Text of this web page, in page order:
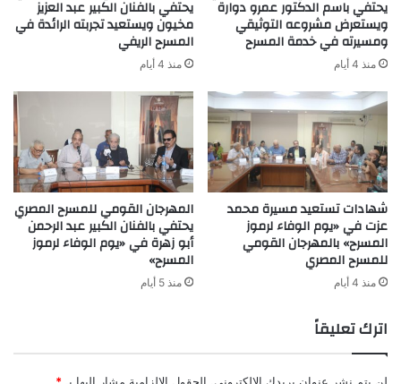
يحتفي باسم الدكتور عمرو دوارة
ويستعرض مشروعه التوثيقي
ومسيرته في خدمة المسرح
منذ 4 أيام
يحتفي بالفنان الكبير عبد العزيز
مخيون ويستعيد تجربته الرائدة في
المسرح الريفي
منذ 4 أيام
شهادات تستعيد مسيرة محمد
عزت في «يوم الوفاء لرموز
المسرح» بالمهرجان القومي
للمسرح المصري
منذ 4 أيام
المهرجان القومي للمسرح المصري
يحتفي بالفنان الكبير عبد الرحمن
أبو زهرة في «يوم الوفاء لرموز
المسرح»
منذ 5 أيام
اترك تعليقاً